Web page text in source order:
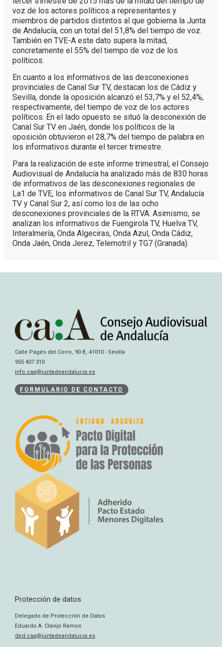
voz de los actores políticos a representantes y
miembros de partidos distintos al que gobierna la Junta
de Andalucía, con un total del 51,8% del tiempo de voz.
También en TVE-A este dato supera la mitad,
concretamente el 55% del tiempo de voz de los
políticos.
En cuanto a los informativos de las desconexiones
provinciales de Canal Sur TV, destacan los de Cádiz y
Sevilla, donde la oposición alcanzó el 53,7% y el 52,4%,
respectivamente, del tiempo de voz de los actores
políticos. En el lado opuesto se situó la desconexión de
Canal Sur TV en Jaén, donde los políticos de la
oposición obtuvieron el 28,7% del tiempo de palabra en
los informativos durante el tercer trimestre.
Para la realización de este informe trimestral, el Consejo
Audiovisual de Andalucía ha analizado más de 830 horas
de informativos de las desconexiones regionales de
La1 de TVE, los informativos de Canal Sur TV, Andalucía
TV y Canal Sur 2, así como los de las ocho
desconexiones provinciales de la RTVA. Asimismo, se
analizan los informativos de Fuengirola TV, Huelva TV,
Interalmería, Onda Algeciras, Onda Azul, Onda Cádiz,
Onda Jaén, Onda Jerez, Telemotril y TG7 (Granada).
Calle Pagés del Corro, 90 B, 41010 - Sevilla
955 407 310
info.caa@juntadeandalucia.es
FORMULARIO DE CONTACTO
Protección de datos
Delegado de Protección de Datos
Eduardo A. Clavijo Ramos
dpd.caa@juntadeandalucia.es